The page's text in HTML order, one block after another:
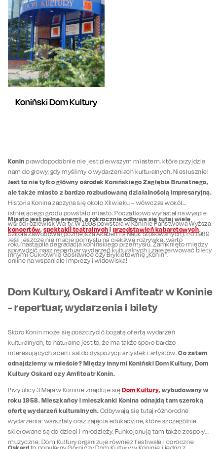
Koniński Dom Kultury
Konin prawdopodobnie nie jest pierwszym miastem, które przyjdzie
nam do głowy, gdy myślimy o wydarzeniach kulturalnych. Niesłusznie!
Jest to nie tylko główny ośrodek Konińskiego Zagłębia Brunatnego,
ale także miasto z bardzo rozbudowaną działalnością impresaryjną.
Historia Konina zaczyna się około XII wieku – wówczas wokół
istniejącego grodu powstało miasto. Początkowo wyrastał na wyspie
wśród rozlewisk Warty. W 1998 powstała w Koninie Państwowa Wyższa
Szkoła Zawodowa (późniejsza Akademia Nauk Stosowanych). Po 1989
roku nastąpiła degradacja konińskiego przemysłu. Zamknięto między
innymi Cukrownię Gosławice czy Brykietownię „Konin".
Miasto jest pełne energii, a rokrocznie odbywa się tutaj wiele
koncertów,spektakli teatralnychi przedstawień kabaretowych.
Jeśli jeszcze nie macie pomysłu na ciekawą rozrywkę, warto
sprawdzić nasz repertuar wydarzeń kulturalnych i zarezerwować bilety
online na wspaniałe imprezy i widowiska!
Dom Kultury, Oskard i Amfiteatr w Koninie
- repertuar, wydarzenia i bilety
Skoro Konin może się poszczycić bogatą ofertą wydarzeń
kulturalnych, to naturalne jest to, że ma także sporo bardzo
interesujących scen i sal do dyspozycji artystek i artystów.Co zatem
odnajdziemy w mieście? Między innymi Koniński Dom Kultury, Dom
Kultury Oskard czy Amfiteatr Konin.
Przy ulicy 3 Maja w Koninie znajduje się Dom Kultury, wybudowany w
roku 1958. Mieszkańcy i mieszkanki Konina odnajdą tam szeroką
ofertę wydarzeń kulturalnych. Odbywają się tutaj różnorodne
wydarzenia: warsztaty oraz zajęcia edukacyjne, które szczególnie
skierowane są do dzieci i młodzieży. Funkcjonują tam także zespoły
muzyczne. Dom Kultury organizuje również festiwale i coroczne